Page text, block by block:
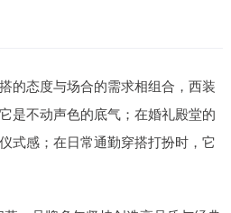
的态度与场合的需求相组合，西装
不动声色的底气；在婚礼殿堂的
式感；在日常通勤穿搭打扮时，它